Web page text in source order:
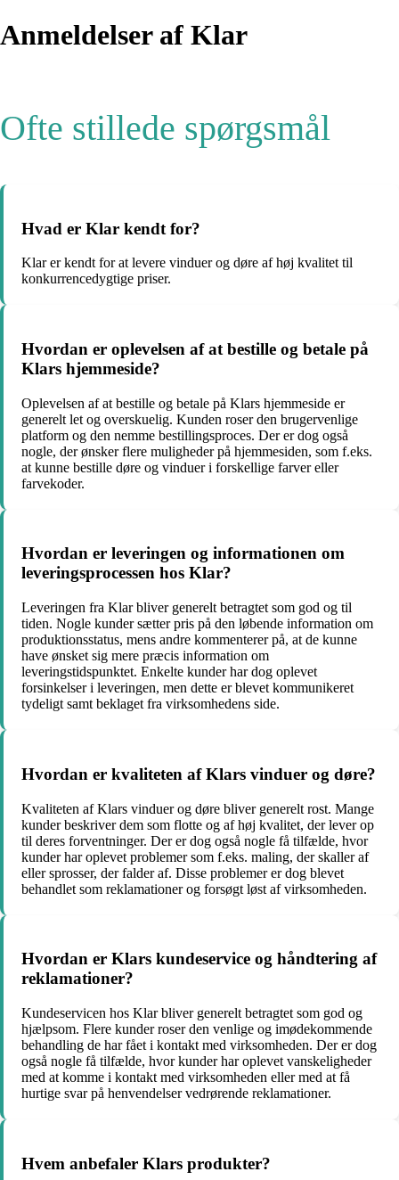
Anmeldelser af Klar
Ofte stillede spørgsmål
Hvad er Klar kendt for?
Klar er kendt for at levere vinduer og døre af høj kvalitet til
konkurrencedygtige priser.
Hvordan er oplevelsen af at bestille og betale på
Klars hjemmeside?
Oplevelsen af at bestille og betale på Klars hjemmeside er
generelt let og overskuelig. Kunden roser den brugervenlige
platform og den nemme bestillingsproces. Der er dog også
nogle, der ønsker flere muligheder på hjemmesiden, som f.eks.
at kunne bestille døre og vinduer i forskellige farver eller
farvekoder.
Hvordan er leveringen og informationen om
leveringsprocessen hos Klar?
Leveringen fra Klar bliver generelt betragtet som god og til
tiden. Nogle kunder sætter pris på den løbende information om
produktionsstatus, mens andre kommenterer på, at de kunne
have ønsket sig mere præcis information om
leveringstidspunktet. Enkelte kunder har dog oplevet
forsinkelser i leveringen, men dette er blevet kommunikeret
tydeligt samt beklaget fra virksomhedens side.
Hvordan er kvaliteten af Klars vinduer og døre?
Kvaliteten af Klars vinduer og døre bliver generelt rost. Mange
kunder beskriver dem som flotte og af høj kvalitet, der lever op
til deres forventninger. Der er dog også nogle få tilfælde, hvor
kunder har oplevet problemer som f.eks. maling, der skaller af
eller sprosser, der falder af. Disse problemer er dog blevet
behandlet som reklamationer og forsøgt løst af virksomheden.
Hvordan er Klars kundeservice og håndtering af
reklamationer?
Kundeservicen hos Klar bliver generelt betragtet som god og
hjælpsom. Flere kunder roser den venlige og imødekommende
behandling de har fået i kontakt med virksomheden. Der er dog
også nogle få tilfælde, hvor kunder har oplevet vanskeligheder
med at komme i kontakt med virksomheden eller med at få
hurtige svar på henvendelser vedrørende reklamationer.
Hvem anbefaler Klars produkter?